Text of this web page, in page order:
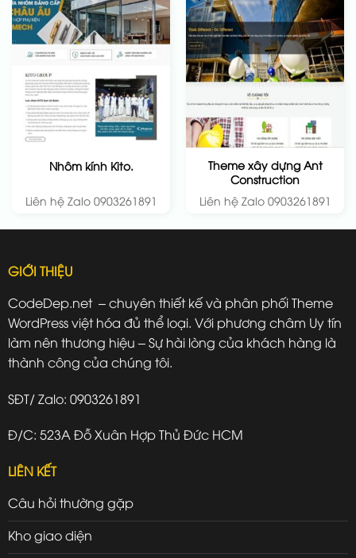
Nhôm kính Kito.
Liên hệ Zalo 0903261891
Theme xây dựng Ant
Construction
Liên hệ Zalo 0903261891
GIỚI THIỆU
CodeDep.net – chuyên thiết kế và phân phối Theme
WordPress việt hóa đủ thể loại. Với phương châm Uy tín
làm nên thương hiệu – Sự hài lòng của khách hàng là
thành công của chúng tôi.
SĐT/ Zalo: 0903261891
Đ/C: 523A Đỗ Xuân Hợp Thủ Đức HCM
LIÊN KẾT
Câu hỏi thường gặp
Kho giao diện